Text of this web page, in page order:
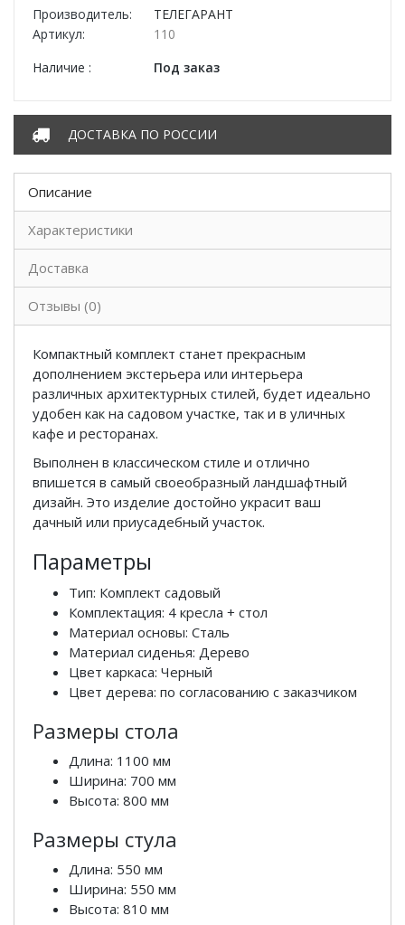
Производитель:
ТЕЛЕГАРАНТ
Артикул:
110
Наличие :
Под заказ
ДОСТАВКА ПО РОССИИ
Описание
Характеристики
Доставка
Отзывы (0)
Компактный комплект станет прекрасным
дополнением экстерьера или интерьера
различных архитектурных стилей, будет идеально
удобен как на садовом участке, так и в уличных
кафе и ресторанах.
Выполнен в классическом стиле и отлично
впишется в самый своеобразный ландшафтный
дизайн. Это изделие достойно украсит ваш
дачный или приусадебный участок.
Параметры
Тип: Комплект садовый
Комплектация: 4 кресла + стол
Материал основы: Сталь
Материал сиденья: Дерево
Цвет каркаса: Черный
Цвет дерева: по согласованию с заказчиком
Размеры стола
Длина: 1100 мм
Ширина: 700 мм
Высота: 800 мм
Размеры стула
Длина: 550 мм
Ширина: 550 мм
Высота: 810 мм